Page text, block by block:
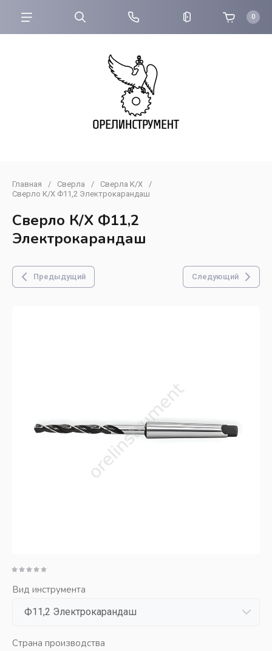
0
Главная / Сверла / Сверла К/Х
/
Сверло К/Х Ф11,2 Электрокарандаш
Сверло К/Х Ф11,2
Электрокарандаш
Предыдущий Следующий
Вид инструмента
Страна производства